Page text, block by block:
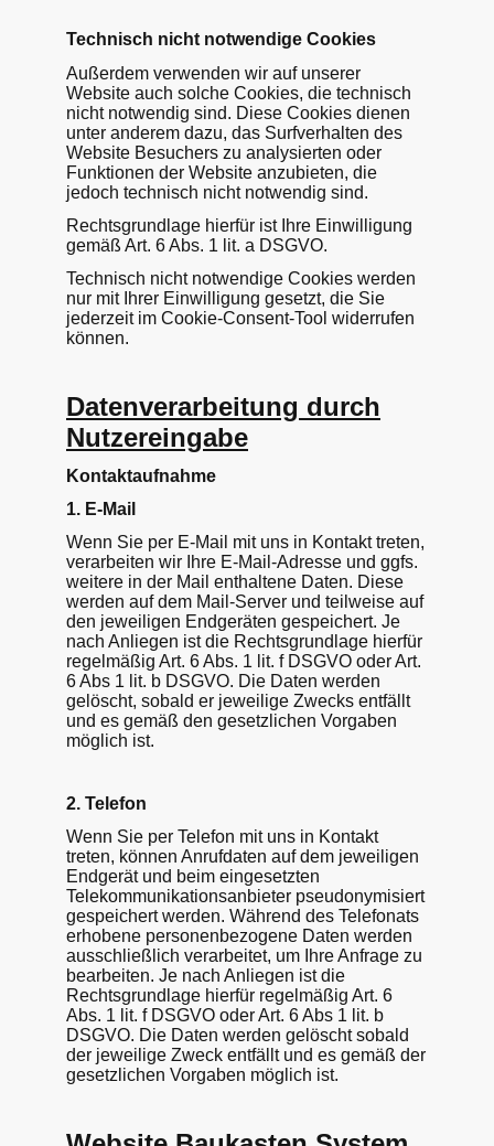
Technisch nicht notwendige Cookies
Außerdem verwenden wir auf unserer
Website auch solche Cookies, die technisch
nicht notwendig sind. Diese Cookies dienen
unter anderem dazu, das Surfverhalten des
Website Besuchers zu analysierten oder
Funktionen der Website anzubieten, die
jedoch technisch nicht notwendig sind.
Rechtsgrundlage hierfür ist Ihre Einwilligung
gemäß Art. 6 Abs. 1 lit. a DSGVO.
Technisch nicht notwendige Cookies werden
nur mit Ihrer Einwilligung gesetzt, die Sie
jederzeit im Cookie-Consent-Tool widerrufen
können.
Datenverarbeitung durch
Nutzereingabe
Kontaktaufnahme
1. E-Mail
Wenn Sie per E-Mail mit uns in Kontakt treten,
verarbeiten wir Ihre E-Mail-Adresse und ggfs.
weitere in der Mail enthaltene Daten. Diese
werden auf dem Mail-Server und teilweise auf
den jeweiligen Endgeräten gespeichert. Je
nach Anliegen ist die Rechtsgrundlage hierfür
regelmäßig Art. 6 Abs. 1 lit. f DSGVO oder Art.
6 Abs 1 lit. b DSGVO. Die Daten werden
gelöscht, sobald er jeweilige Zwecks entfällt
und es gemäß den gesetzlichen Vorgaben
möglich ist.
2. Telefon
Wenn Sie per Telefon mit uns in Kontakt
treten, können Anrufdaten auf dem jeweiligen
Endgerät und beim eingesetzten
Telekommunikationsanbieter pseudonymisiert
gespeichert werden. Während des Telefonats
erhobene personenbezogene Daten werden
ausschließlich verarbeitet, um Ihre Anfrage zu
bearbeiten. Je nach Anliegen ist die
Rechtsgrundlage hierfür regelmäßig Art. 6
Abs. 1 lit. f DSGVO oder Art. 6 Abs 1 lit. b
DSGVO. Die Daten werden gelöscht sobald
der jeweilige Zweck entfällt und es gemäß der
gesetzlichen Vorgaben möglich ist.